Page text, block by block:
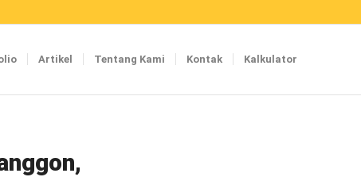
Artikel Tentang Kami Kontak Kalkulator